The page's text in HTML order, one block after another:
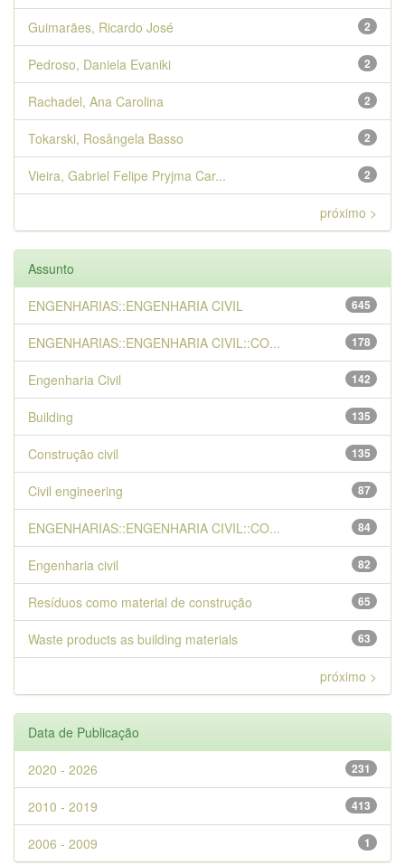
2
Guimarães, Ricardo José
2
Pedroso, Daniela Evaniki
2
Rachadel, Ana Carolina
2
Tokarski, Rosângela Basso
2
Vieira, Gabriel Felipe Pryjma Car...
próximo >
Assunto
645
ENGENHARIAS::ENGENHARIA CIVIL
178
ENGENHARIAS::ENGENHARIA CIVIL::CO...
142
Engenharia Civil
135
Building
135
Construção civil
87
Civil engineering
84
ENGENHARIAS::ENGENHARIA CIVIL::CO...
82
Engenharia civil
65
Resíduos como material de construção
63
Waste products as building materials
próximo >
Data de Publicação
231
2020 - 2026
413
2010 - 2019
1
2006 - 2009